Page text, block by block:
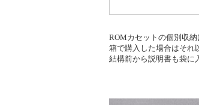
ROMカセットの個別収納
箱で購入した場合はそれ
結構前から説明書も袋に